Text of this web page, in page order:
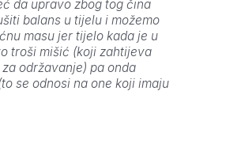
da upravo zbog tog čina
balans u tijelu i možemo
masu jer tijelo kada je u
troši mišić (koji zahtijeva
održavanje) pa onda
se odnosi na one koji imaju